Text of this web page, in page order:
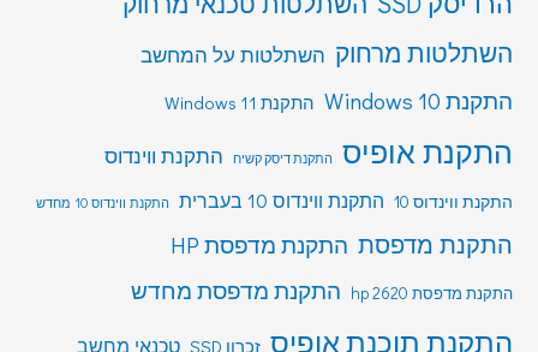
השתלטות מרחוק השתלטות על המחשב
התקנת Windows 10 התקנת Windows 11
התקנת אופיס התקנת דיסק קשיח התקנת ווינדוס
התקנת ווינדוס 10 התקנת ווינדוס 10 בעברית התקנת ווינדוס 10 מחדש
התקנת מדפסת התקנת מדפסת HP
התקנת מדפסת hp 2620 התקנת מדפסת מחדש
התקנת תוכנת אופיס זכרון SSD טכנאי מחשב